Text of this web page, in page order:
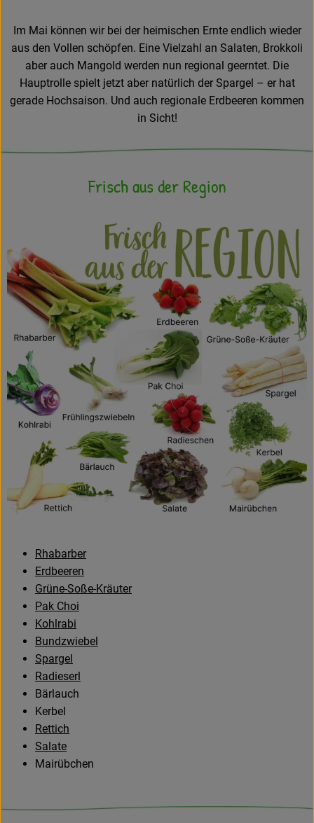
Angebote
Haltbares
Gratis Ökokiste im Wert von 25 Euro
Veranstaltungen
Kundenbrief
Amperhof-Blog
Entdecken
Über uns
Im Mai können wir bei der heimischen Ernte endlich wieder
aus den Vollen schöpfen. Eine Vielzahl an Salaten, Brokkoli
aber auch Mangold werden nun regional geerntet. Die
Hauptrolle spielt jetzt aber natürlich der Spargel – er hat
gerade Hochsaison. Und auch regionale Erdbeeren kommen
in Sicht!
Frisch aus der Region
Rhabarber
Erdbeeren
Grüne-Soße-Kräuter
Pak Choi
Kohlrabi
Bundzwiebel
Spargel
Radieserl
Bärlauch
Kerbel
Rettich
Salate
Mairübchen